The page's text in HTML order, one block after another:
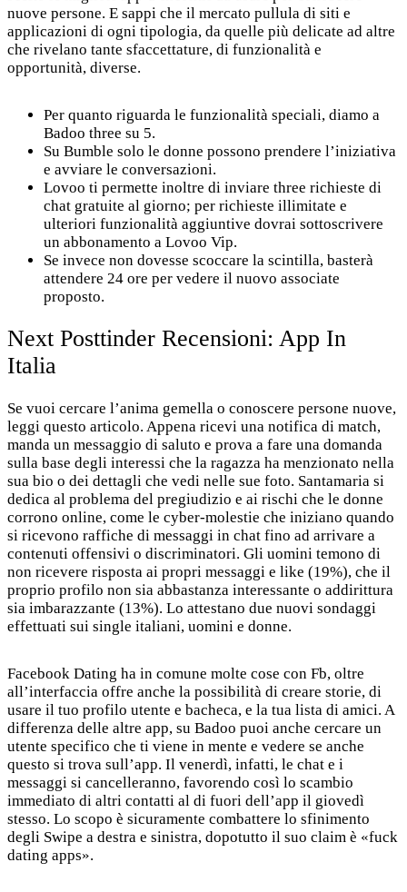
nuove persone. E sappi che il mercato pullula di siti e
applicazioni di ogni tipologia, da quelle più delicate ad altre
che rivelano tante sfaccettature, di funzionalità e
opportunità, diverse.
Per quanto riguarda le funzionalità speciali, diamo a
Badoo three su 5.
Su Bumble solo le donne possono prendere l’iniziativa
e avviare le conversazioni.
Lovoo ti permette inoltre di inviare three richieste di
chat gratuite al giorno; per richieste illimitate e
ulteriori funzionalità aggiuntive dovrai sottoscrivere
un abbonamento a Lovoo Vip.
Se invece non dovesse scoccare la scintilla, basterà
attendere 24 ore per vedere il nuovo associate
proposto.
Next Posttinder Recensioni: App In
Italia
Se vuoi cercare l’anima gemella o conoscere persone nuove,
leggi questo articolo. Appena ricevi una notifica di match,
manda un messaggio di saluto e prova a fare una domanda
sulla base degli interessi che la ragazza ha menzionato nella
sua bio o dei dettagli che vedi nelle sue foto. Santamaria si
dedica al problema del pregiudizio e ai rischi che le donne
corrono online, come le cyber-molestie che iniziano quando
si ricevono raffiche di messaggi in chat fino ad arrivare a
contenuti offensivi o discriminatori. Gli uomini temono di
non ricevere risposta ai propri messaggi e like (19%), che il
proprio profilo non sia abbastanza interessante o addirittura
sia imbarazzante (13%). Lo attestano due nuovi sondaggi
effettuati sui single italiani, uomini e donne.
Facebook Dating ha in comune molte cose con Fb, oltre
all’interfaccia offre anche la possibilità di creare storie, di
usare il tuo profilo utente e bacheca, e la tua lista di amici. A
differenza delle altre app, su Badoo puoi anche cercare un
utente specifico che ti viene in mente e vedere se anche
questo si trova sull’app. Il venerdì, infatti, le chat e i
messaggi si cancelleranno, favorendo così lo scambio
immediato di altri contatti al di fuori dell’app il giovedì
stesso. Lo scopo è sicuramente combattere lo sfinimento
degli Swipe a destra e sinistra, dopotutto il suo claim è «fuck
dating apps».